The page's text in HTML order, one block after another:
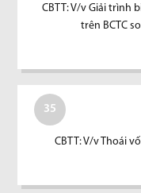
CBTT: V/v Giải trình
trên BCTC
35
CBTT: V/v Thoái